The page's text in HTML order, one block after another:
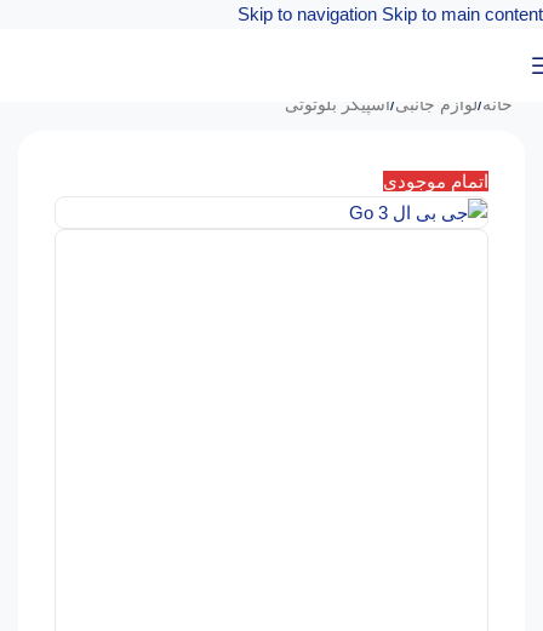
Skip to navigation Skip to main content
خانه/لوازم جانبی/اسپیکر بلوتوثی
اتمام موجودی